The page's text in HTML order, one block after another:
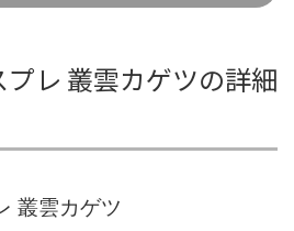
レ 叢雲カゲツの詳細
叢雲カゲツ